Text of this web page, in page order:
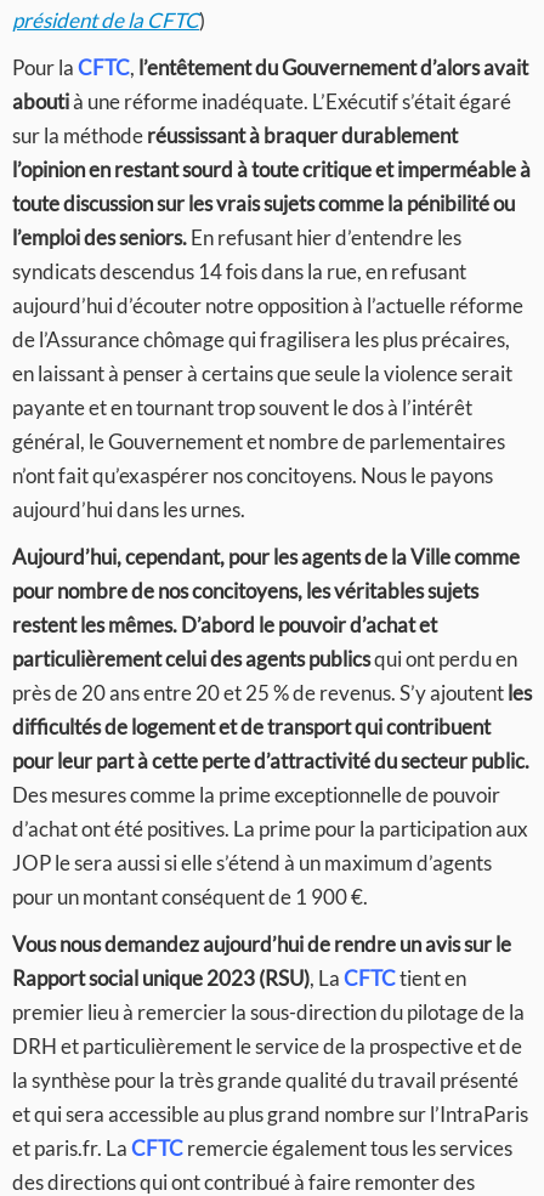
président de la CFTC)
Pour laCFTC, l’entêtement du Gouvernement d’alors avait
aboutià une réforme inadéquate. L’Exécutif s’était égaré
sur la méthoderéussissant à braquer durablement
l’opinion en restant sourd à toute critique et imperméable à
toute discussion sur les vrais sujets comme la pénibilité ou
l’emploi des seniors.En refusant hier d’entendre les
syndicats descendus 14 fois dans la rue, en refusant
aujourd’hui d’écouter notre opposition à l’actuelle réforme
de l’Assurance chômage qui fragilisera les plus précaires,
en laissant à penser à certains que seule la violence serait
payante et en tournant trop souvent le dos à l’intérêt
général, le Gouvernement et nombre de parlementaires
n’ont fait qu’exaspérer nos concitoyens. Nous le payons
aujourd’hui dans les urnes.
Aujourd’hui, cependant, pour les agents de la Ville comme
pour nombre de nos concitoyens, les véritables sujets
restent les mêmes. D’abord le pouvoir d’achat et
particulièrement celui des agents publicsqui ont perdu en
près de 20 ans entre 20 et 25 % de revenus. S’y ajoutentles
difficultés de logement et de transport qui contribuent
pour leur part à cette perte d’attractivité du secteur public.
Des mesures comme la prime exceptionnelle de pouvoir
d’achat ont été positives. La prime pour la participation aux
JOP le sera aussi si elle s’étend à un maximum d’agents
pour un montant conséquent de 1 900 €.
Vous nous demandez aujourd’hui de rendre un avis sur le
Rapport social unique 2023 (RSU), LaCFTCtient en
premier lieu à remercier la sous-direction du pilotage de la
DRH et particulièrement le service de la prospective et de
la synthèse pour la très grande qualité du travail présenté
et qui sera accessible au plus grand nombre sur l’IntraParis
et paris.fr. LaCFTCremercie également tous les services
des directions qui ont contribué à faire remonter des